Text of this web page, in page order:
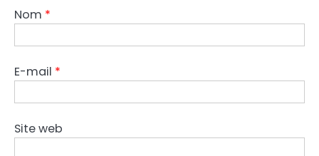
Nom *
E-mail *
Site web